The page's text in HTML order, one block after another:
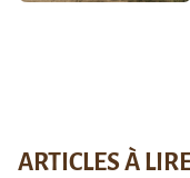
ARTICLES À